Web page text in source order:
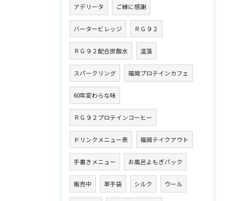
アデリータ ご縁に感謝
バータービレッジ ＲＧ９２
ＲＧ９２配合炭酸水 温藻
スパークリング 福岡プロテインカフェ
60年変わらな味
ＲＧ９２プロテインコーヒー
ドリンクメニュー表 福岡テイクアウト
手書きメニュー お風呂よもぎパック
販売中 革手袋 シルク ウール